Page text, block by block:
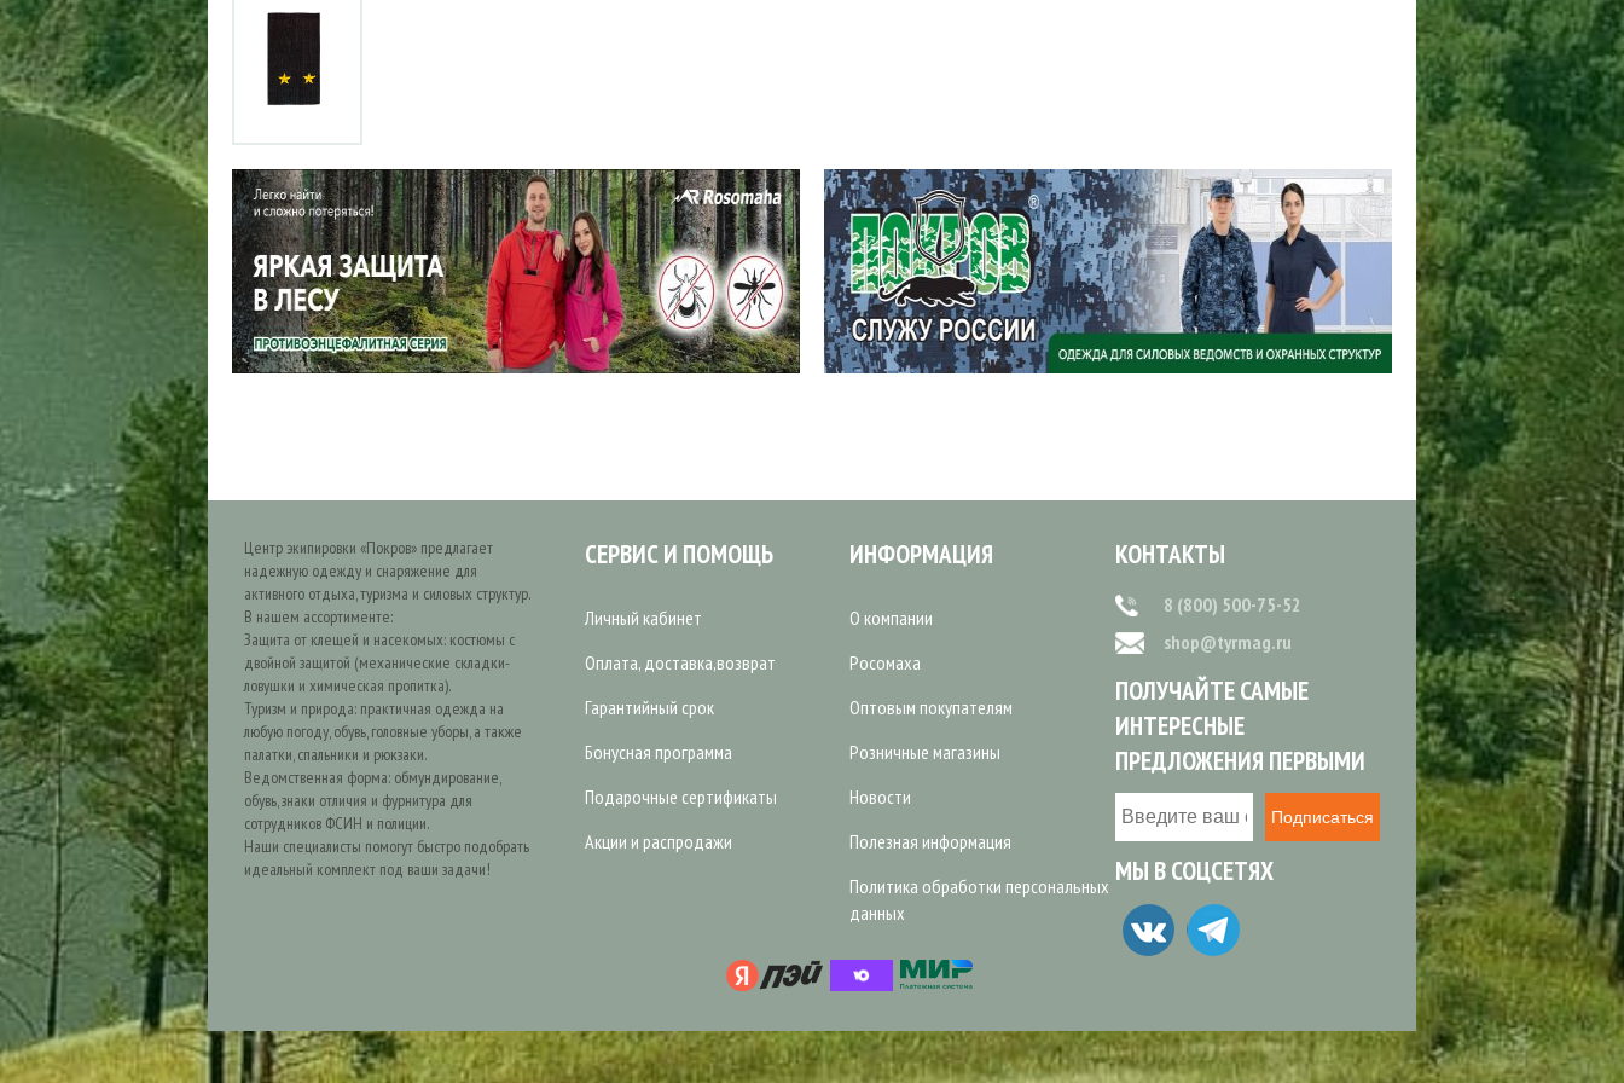
Центр экипировки «Покров» предлагает
надежную одежду и снаряжение для
активного отдыха, туризма и силовых структур.
В нашем ассортименте:
Защита от клещей и насекомых: костюмы с
двойной защитой (механические складки-
ловушки и химическая пропитка).
Туризм и природа: практичная одежда на
любую погоду, обувь, головные уборы, а также
палатки, спальники и рюкзаки.
Ведомственная форма: обмундирование,
обувь, знаки отличия и фурнитура для
сотрудников ФСИН и полиции.
Наши специалисты помогут быстро подобрать
идеальный комплект под ваши задачи!
СЕРВИС И ПОМОЩЬ
Личный кабинет
Оплата, доставка,возврат
Гарантийный срок
Бонусная программа
Подарочные сертификаты
Акции и распродажи
ИНФОРМАЦИЯ
О компании
Росомаха
Оптовым покупателям
Розничные магазины
Новости
Полезная информация
Политика обработки персональных
данных
КОНТАКТЫ
8 (800) 500-75-52
shop@tyrmag.ru
ПОЛУЧАЙТЕ САМЫЕ
ИНТЕРЕСНЫЕ
ПРЕДЛОЖЕНИЯ ПЕРВЫМИ
Подписаться
МЫ В СОЦСЕТЯХ